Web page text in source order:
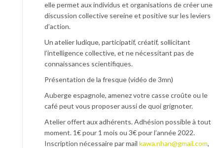
elle permet aux individus et organisations de créer une
discussion collective sereine et positive sur les leviers
d’action.
Un atelier ludique, participatif, créatif, sollicitant
l’intelligence collective, et ne nécessitant pas de
connaissances scientifiques.
Présentation de la fresque (vidéo de 3mn)
Auberge espagnole, amenez votre casse croûte ou le
café peut vous proposer aussi de quoi grignoter.
Atelier offert aux adhérents. Adhésion possible à tout
moment. 1€ pour 1 mois ou 3€ pour l’année 2022.
Inscription nécessaire par mail kawa.nhan@gmail.com,